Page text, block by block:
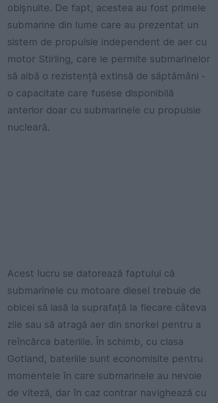
obișnuite. De fapt, acestea au fost primele
submarine din lume care au prezentat un
sistem de propulsie independent de aer cu
motor Stirling, care le permite submarinelor
să aibă o rezistență extinsă de săptămâni -
o capacitate care fusese disponibilă
anterior doar cu submarinele cu propulsie
nucleară.
Acest lucru se datorează faptului că
submarinele cu motoare diesel trebuie de
obicei să iasă la suprafață la fiecare câteva
zile sau să atragă aer din snorkel pentru a
reîncărca bateriile. În schimb, cu clasa
Gotland, bateriile sunt economisite pentru
momentele în care submarinele au nevoie
de viteză, dar în caz contrar navighează cu